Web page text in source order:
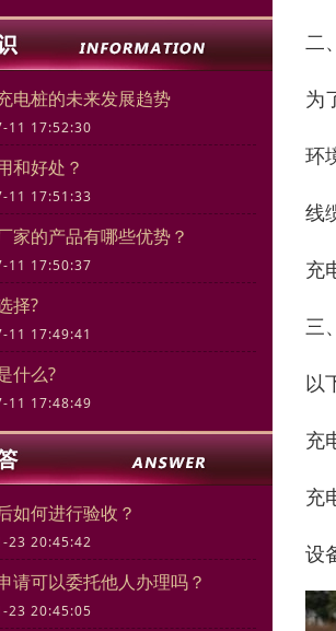
电桩的未来发展趋势
11 17:52:30
和好处？
11 17:51:33
家的产品有哪些优势？
11 17:50:37
择?
11 17:49:41
什么?
11 17:48:49
如何进行验收？
23 20:45:42
请可以委托他人办理吗？
23 20:45:05
二
为
环
线
充
三
以
充
充
设